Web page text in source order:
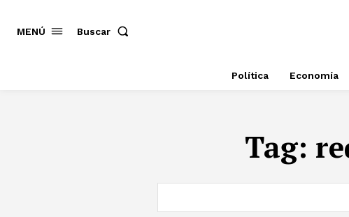
MENÚ Buscar
Política Economía
Tag: